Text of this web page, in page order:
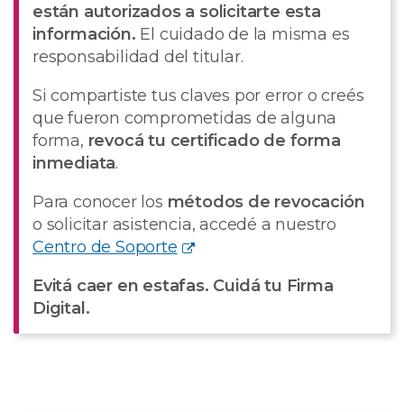
están autorizados a solicitarte esta
información. El cuidado de la misma es
responsabilidad del titular.
Si compartiste tus claves por error o creés
que fueron comprometidas de alguna
forma, revocá tu certificado de forma
inmediata.
Para conocer los métodos de revocación
o solicitar asistencia, accedé a nuestro
Centro de Soporte
Evitá caer en estafas. Cuidá tu Firma
Digital.